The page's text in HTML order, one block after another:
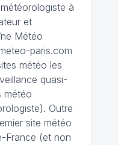
à
et
Météo
paris.com
météo les
quasi-
météo
Outre
site météo
France (et non